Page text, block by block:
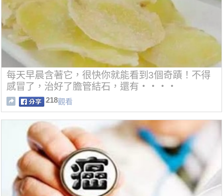
每天早晨含著它，很快你就能看到3個奇蹟！不得
感冒了，治好了膽管結石，還有‧‧‧‧
218觀看